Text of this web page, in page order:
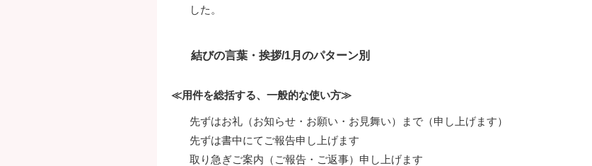
した。
結びの言葉・挨拶/1月のパターン別
≪用件を総括する、一般的な使い方≫
先ずはお礼（お知らせ・お願い・お見舞い）まで（申し上げます）
先ずは書中にてご報告申し上げます
取り急ぎご案内（ご報告・ご返事）申し上げます